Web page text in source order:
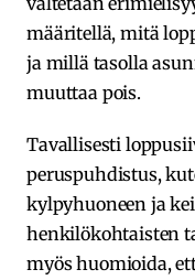
määritellä, mitä
ja millä tasolla
muuttaa pois.
Tavallisesti
peruspuhdistus,
kylpyhuoneen ja
henkilökohtaisten
myös huomioida,